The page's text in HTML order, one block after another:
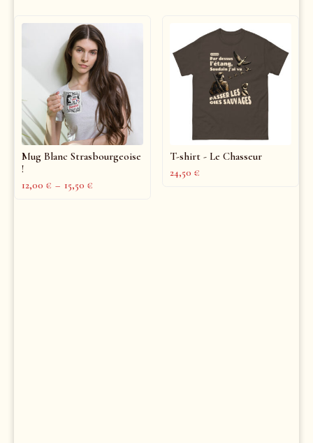
Mug Blanc Strasbourgeoise
!
12,00 € – 15,50 €
T-shirt - Le Chasseur
24,50 €